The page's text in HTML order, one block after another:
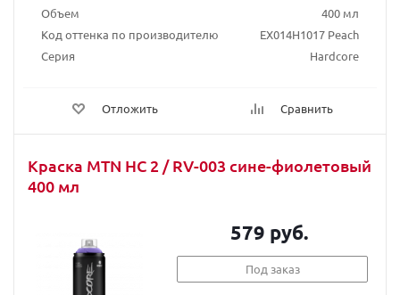
Объем
400 мл
Код оттенка по производителю
EX014H1017 Peach
Серия
Hardcore
Отложить Сравнить
Краска MTN HC 2 / RV-003 сине-фиолетовый
400 мл
579 руб.
Под заказ